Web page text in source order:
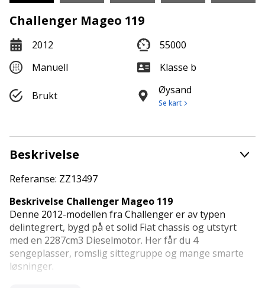
Challenger Mageo 119
2012
55000
Manuell
Klasse b
Brukt Øysand
Se kart
Beskrivelse
Referanse: ZZ13497
Beskrivelse Challenger Mageo 119
Denne 2012-modellen fra Challenger er av typen
delintegrert, bygd på et solid Fiat chassis og utstyrt
med en 2287cm3 Dieselmotor. Her får du 4
sengeplasser, romslig sittegruppe og mange smarte
løsninger.